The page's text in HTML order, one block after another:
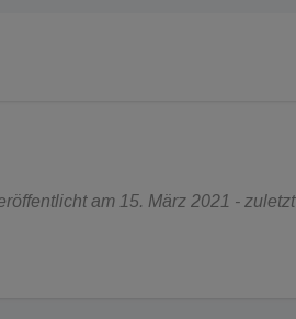
am 15. März 2021 - zuletzt